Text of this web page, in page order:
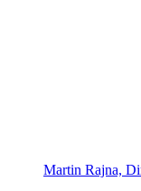
Martin Rajna,